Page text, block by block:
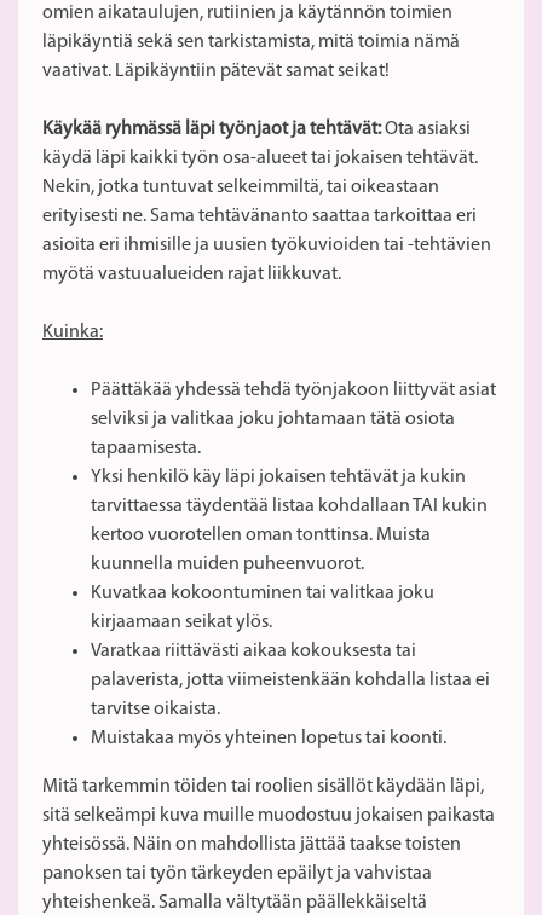
omien aikataulujen, rutiinien ja käytännön toimien
läpikäyntiä sekä sen tarkistamista, mitä toimia nämä
vaativat. Läpikäyntiin pätevät samat seikat!
Käykää ryhmässä läpi työnjaot ja tehtävät:Ota asiaksi
käydä läpi kaikki työn osa-alueet tai jokaisen tehtävät.
Nekin, jotka tuntuvat selkeimmiltä, tai oikeastaan
erityisesti ne. Sama tehtävänanto saattaa tarkoittaa eri
asioita eri ihmisille ja uusien työkuvioiden tai -tehtävien
myötä vastuualueiden rajat liikkuvat.
Kuinka:
Päättäkää yhdessä tehdä työnjakoon liittyvät asiat
selviksi ja valitkaa joku johtamaan tätä osiota
tapaamisesta.
Yksi henkilö käy läpi jokaisen tehtävät ja kukin
tarvittaessa täydentää listaa kohdallaan TAI kukin
kertoo vuorotellen oman tonttinsa. Muista
kuunnella muiden puheenvuorot.
Kuvatkaa kokoontuminen tai valitkaa joku
kirjaamaan seikat ylös.
Varatkaa riittävästi aikaa kokouksesta tai
palaverista, jotta viimeistenkään kohdalla listaa ei
tarvitse oikaista.
Muistakaa myös yhteinen lopetus tai koonti.
Mitä tarkemmin töiden tai roolien sisällöt käydään läpi,
sitä selkeämpi kuva muille muodostuu jokaisen paikasta
yhteisössä. Näin on mahdollista jättää taakse toisten
panoksen tai työn tärkeyden epäilyt ja vahvistaa
yhteishenkeä. Samalla vältytään päällekkäiseltä